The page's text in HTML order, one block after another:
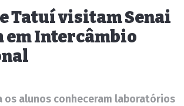
Tatuí visitam Senai
em Intercâmbio
os alunos conheceram laboratórios